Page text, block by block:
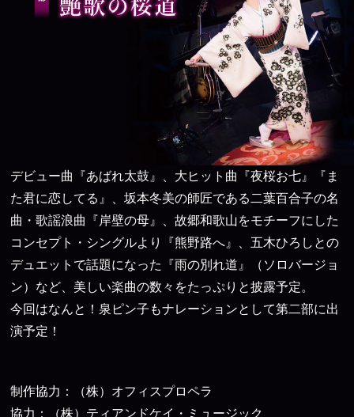
デビュー曲『あばれ太鼓』、大ヒット曲『夜桜お七』『ま
た君に恋してる』、坂本冬美の師匠である二葉百合子の名
曲・歌謡浪曲『岸壁の母』、故郷和歌山をモチーフにした
コンセプト・シングルより『熊野路へ』、五木ひろしとの
デュエットで話題になった『雨の別れ道』（ソロバージョ
ン）など、美しい楽曲の数々をたっぷりと披露予定。
今回はなんと！泉ピン子もナレーションとして第二部に出
演予定！
制作協力：（株）オフィスプロペラ
協力：（株）ティアンドケイ・ミュージック